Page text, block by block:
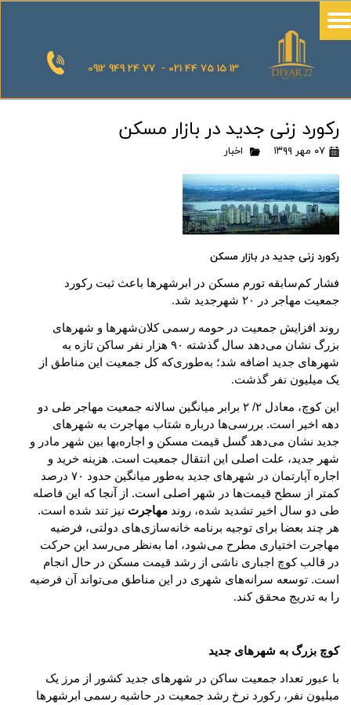
0912 949 24 77 - 021 44 75 15 13
رکورد زنی جدید در بازار مسکن
۰۷ مهر ۱۳۹۹ اخبار
رکورد زنی جدید در بازار مسکن
فشار کم‌سابقه تورم مسکن در ابرشهرها باعث ثبت رکورد
جمعیت مهاجر در ۲۰ شهرجدید شد
.
روند افزایش جمعیت در حومه رسمی کلان‌شهرها و شهرهای
بزرگ نشان می‌دهد سال گذشته ۹۰ هزار نفر ساکن تازه به
شهرهای جدید اضافه شد؛ به‌طوری‌که کل جمعیت این مناطق از
یک میلیون نفر گذشت.
این کوچ، معادل ۲/ ۲ برابر میانگین سالانه جمعیت مهاجر طی دو
دهه اخیر است. بررسی‌ها درباره شتاب مهاجرت به شهرهای
جدید نشان می‌دهد‌ گسل قیمت مسکن و اجاره‌بها بین شهر مادر و
شهر جدید، علت اصلی این انتقال جمعیت است. هزینه خرید و
اجاره آپارتمان
در شهرهای جدید به‌طور میانگین حدود ۷۰ درصد
کمتر از سطح قیمت‌ها در شهر اصلی است. از آنجا که این فاصله
طی دو سال اخیر تشدید شده، روند مهاجرت نیز تند شده است.
هر چند بعضا برای توجیه برنامه‌ خانه‌سازی‌های دولتی، فرضیه
مهاجرت اختیاری مطرح می‌شود، اما به‌نظر می‌رسد این حرکت
در قالب کوچ اجباری ناشی از رشد قیمت مسکن در حال انجام
است. توسعه سرانه‌های شهری در این مناطق می‌تواند آن فرضیه
را به تدریج محقق کند.
کوچ بزرگ به شهرهای جدید
با عبور تعداد جمعیت ساکن در شهرهای جدید کشور از مرز یک
میلیون نفر، رکورد نرخ رشد جمعیت در حاشیه رسمی ابرشهرها